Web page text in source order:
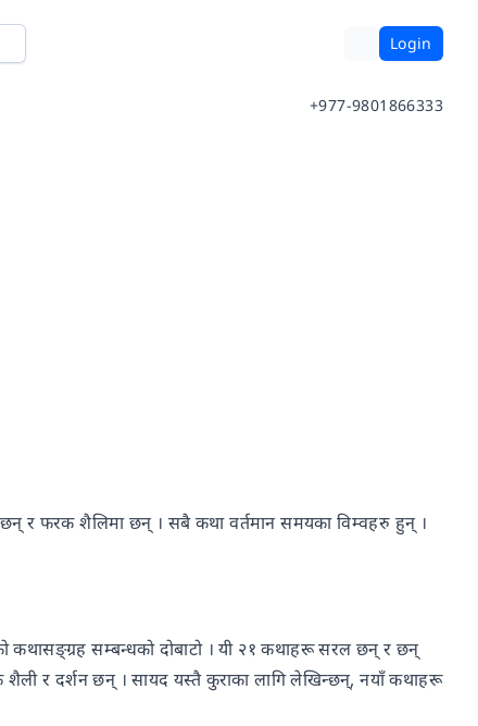
Login
+977-9801866333
छन् र फरक शैलिमा छन् । सबै कथा वर्तमान समयका विम्वहरु हुन् ।
कथासङ्ग्रह सम्बन्धको दोबाटो । यी २१ कथाहरू सरल छन् र छन्
र दर्शन छन् । सायद यस्तै कुराका लागि लेखिन्छन्, नयाँ कथाहरू